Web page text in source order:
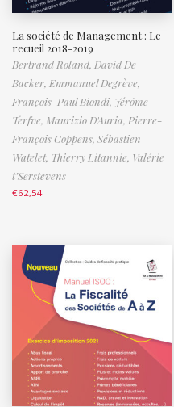
La société de Management : Le
recueil 2018-2019
Bertrand Roland, David De
Backer, Emmanuel Degrève,
François-Paul Biondi, Jérôme
Terfve, Maurizio D'Auria, Pierre-
François Coppens, Sébastien
Watelet, Thierry Litannie, Valérie
t’Serstevens
€62,54